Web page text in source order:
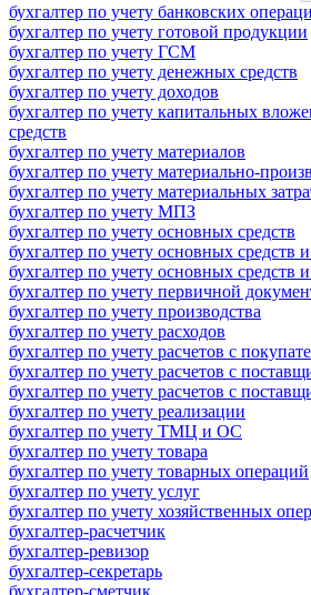
бухгалтер по учету банковских
бухгалтер по учету готовой продукции
бухгалтер по учету ГСМ
бухгалтер по учету денежных средств
бухгалтер по учету доходов
бухгалтер по учету капитальных
средств
бухгалтер по учету материалов
бухгалтер по учету материально-
бухгалтер по учету материальных
бухгалтер по учету МПЗ
бухгалтер по учету основных средств
бухгалтер по учету основных средств
бухгалтер по учету основных
бухгалтер по учету первичной
бухгалтер по учету производства
бухгалтер по учету расходов
бухгалтер по учету расчетов с
бухгалтер по учету расчетов с
бухгалтер по учету расчетов с
бухгалтер по учету реализации
бухгалтер по учету ТМЦ и ОС
бухгалтер по учету товара
бухгалтер по учету товарных операций
бухгалтер по учету услуг
бухгалтер по учету хозяйственных
бухгалтер-расчетчик
бухгалтер-ревизор
бухгалтер-секретарь
бухгалтер-сметчик